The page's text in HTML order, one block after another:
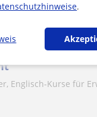
oder
Englisch-Kurse für
.